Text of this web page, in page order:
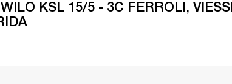
KSL 15/5 - 3C FERROLI,